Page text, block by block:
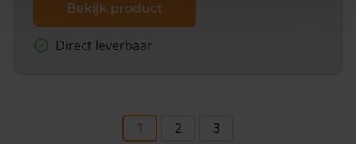
Bekijk product
Direct leverbaar
1 2 3